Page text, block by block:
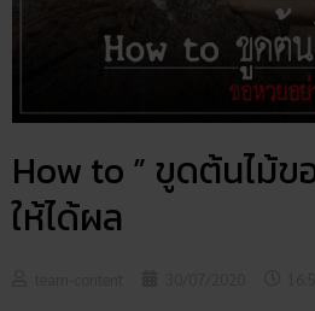
How to ” ขูดต้นไม้ข
ให้ได้ผล